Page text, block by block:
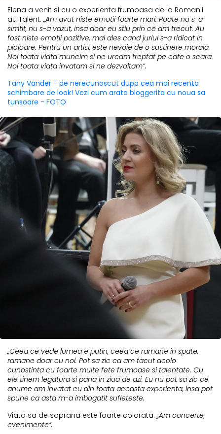
Elena a venit si cu o experienta frumoasa de la Romanii
au Talent.„Am avut niste emotii foarte mari. Poate nu s-a
simtit, nu s-a vazut, insa doar eu stiu prin ce am trecut. Au
fost niste emotii pozitive, mai ales cand juriul s-a ridicat in
picioare. Pentru un artist este nevoie de o sustinere morala.
Noi toata viata muncim si ne urcam treptat pe cate o scara.
Noi toata viata invatam si ne dezvoltam”.
Tany Vander - de nerecunoscut dupa cea mai recenta
schimbare de look! Vezi cum arata bloggerita cu noua sa
tunsoare - FOTO
„Ceea ce vede lumea e putin, ceea ce ramane in spate,
ramane doar cu noi. Pot sa zic ca am facut acolo
cunostinta cu foarte multe fete frumoase si talentate. Cu
ele tinem legatura si pana in ziua de azi. Eu nu pot sa zic ce
anume am invatat eu din toata aceasta experienta, insa pot
spune ca asta m-a imbogatit sufleteste.
Viata sa de soprana este foarte colorata.„Am concerte,
evenimente”.